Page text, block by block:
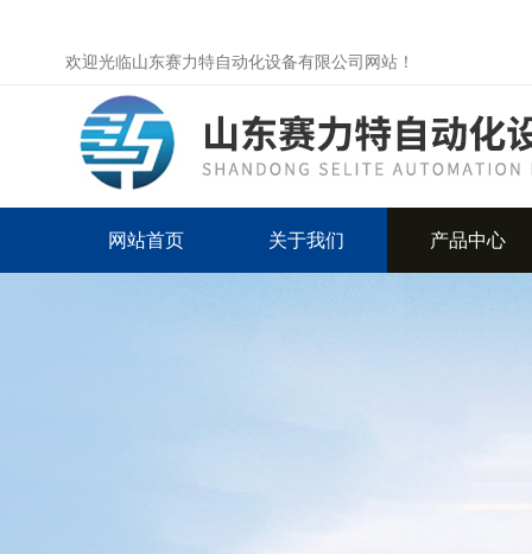
欢迎光临山东赛力特自动化设备有限公司网站！
网站首页 关于我们 产品中心